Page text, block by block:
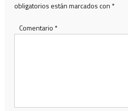
obligatorios están marcados con *
Comentario *